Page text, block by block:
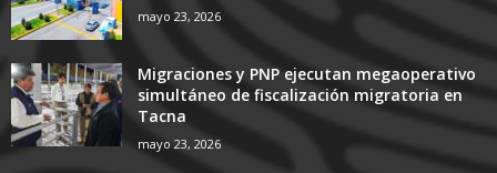
mayo 23, 2026
Migraciones y PNP ejecutan megaoperativo
simultáneo de fiscalización migratoria en
Tacna
mayo 23, 2026